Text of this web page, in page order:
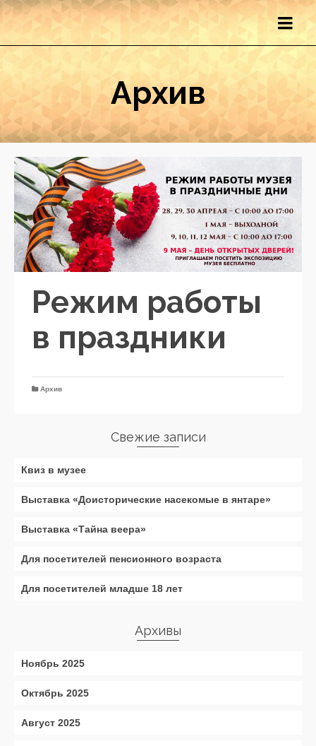
Архив
Режим работы
в праздники
Архив
Свежие записи
Квиз в музее
Выставка «Доисторические насекомые в янтаре»
Выставка «Тайна веера»
Для посетителей пенсионного возраста
Для посетителей младше 18 лет
Архивы
Ноябрь 2025
Октябрь 2025
Август 2025